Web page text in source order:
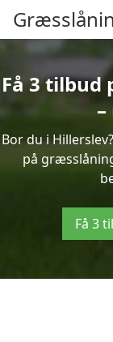
Få 3 tilbud
Bor du i
på
Få 3